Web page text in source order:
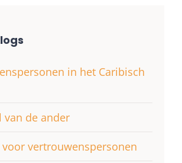
in het Caribisch
van de ander
vertrouwenspersonen